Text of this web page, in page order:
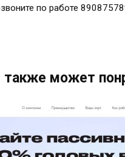
по работе
также может